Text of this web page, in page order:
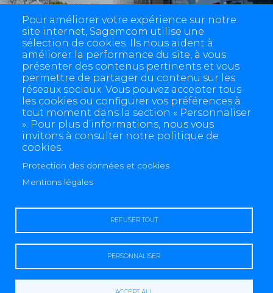
Pour améliorer votre expérience sur notre
site internet, Sagemcom utilise une
sélection de cookies. Ils nous aident à
améliorer la performance du site, à vous
présenter des contenus pertinents et vous
permettre de partager du contenu sur les
réseaux sociaux. Vous pouvez accepter tous
les cookies ou configurer vos préférences à
tout moment dans la section « Personnaliser
». Pour plus d’informations, nous vous
invitons à consulter notre politique de
cookies.
Protection des données et cookies
Mentions légales
REFUSER TOUT
PERSONNALISER
4 allée des Messageries, 92270 Bois-Colombes, France
+(33) 1 57 61 10 00
Sagemcom Dr. Neuhaus Imprint
Sagemcom Fröschl Imprint
Accessibility
Copyright© 2008-2026 Sagemcom All Rights Reserved.